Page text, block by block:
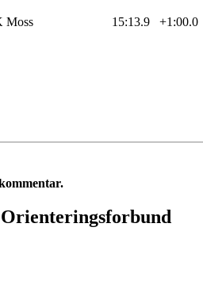
Moss 15:13.9 +1:00.0